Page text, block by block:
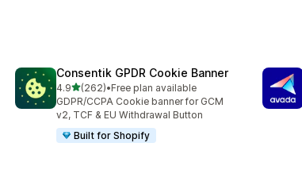
Consentik GPDR Cookie Banner
4.95つ星中
(262)
合計レビュー数：262件
•Free plan available
GDPR/CCPA Cookie banner for GCM
v2, TCF & EU Withdrawal Button
Built for Shopify